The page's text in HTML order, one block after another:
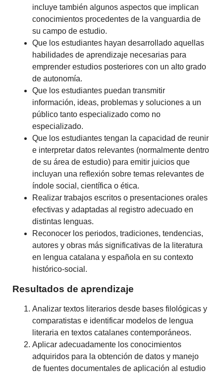
incluye también algunos aspectos que implican
conocimientos procedentes de la vanguardia de
su campo de estudio.
Que los estudiantes hayan desarrollado aquellas
habilidades de aprendizaje necesarias para
emprender estudios posteriores con un alto grado
de autonomía.
Que los estudiantes puedan transmitir
información, ideas, problemas y soluciones a un
público tanto especializado como no
especializado.
Que los estudiantes tengan la capacidad de reunir
e interpretar datos relevantes (normalmente dentro
de su área de estudio) para emitir juicios que
incluyan una reflexión sobre temas relevantes de
índole social, científica o ética.
Realizar trabajos escritos o presentaciones orales
efectivas y adaptadas al registro adecuado en
distintas lenguas.
Reconocer los periodos, tradiciones, tendencias,
autores y obras más significativas de la literatura
en lengua catalana y española en su contexto
histórico-social.
Resultados de aprendizaje
Analizar textos literarios desde bases filológicas y
comparatistas e identificar modelos de lengua
literaria en textos catalanes contemporáneos.
Aplicar adecuadamente los conocimientos
adquiridos para la obtención de datos y manejo
de fuentes documentales de aplicación al estudio